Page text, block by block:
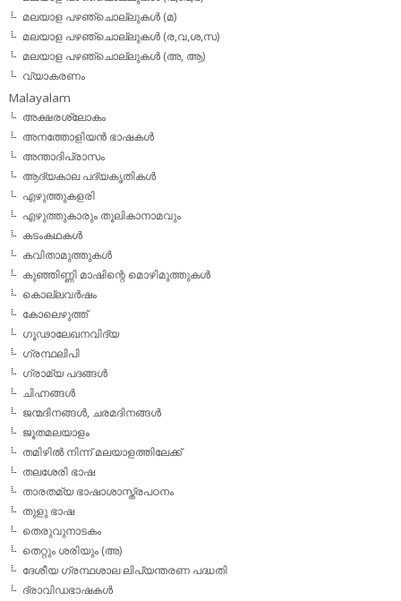
മലയാള പഴഞ്ചൊല്ലുകള്‍ (മ)
മലയാള പഴഞ്ചൊല്ലുകള്‍ (ര,വ,ശ,സ)
മലയാള പഴഞ്ചൊല്ലുകൾ (അ, ആ)
വ്യാകരണം
Malayalam
അക്ഷരശ്ലോകം
അനത്തോളിയന്‍ ഭാഷകള്‍
അന്താദിപ്രാസം
ആദ്യകാല പദ്യകൃതികള്‍
എഴുത്തുകളരി
എഴുത്തുകാരും തൂലികാനാമവും
കടംകഥകള്‍
കവിതാമുത്തുകള്‍
കുഞ്ഞിണ്ണി മാഷിന്റെ മൊഴിമുത്തുകള്‍
കൊല്ലവര്‍ഷം
കോലെഴുത്ത്
ഗൂഢാലേഖനവിദ്യ
ഗ്രന്ഥലിപി
ഗ്രാമ്യ പദങ്ങള്‍
ചിഹ്നങ്ങള്‍
ജന്മദിനങ്ങള്‍, ചരമദിനങ്ങള്‍
ജൂതമലയാളം
തമിഴില്‍ നിന്ന് മലയാളത്തിലേക്ക്
തലശേരി ഭാഷ
താരതമ്യ ഭാഷാശാസ്ത്രപഠനം
തുളു ഭാഷ
തെരുവുനാടകം
തെറ്റും ശരിയും (അ)
ദേശീയ ഗ്രന്ഥശാല ലിപ്യന്തരണ പദ്ധതി
ദ്രാവിഡഭാഷകള്‍